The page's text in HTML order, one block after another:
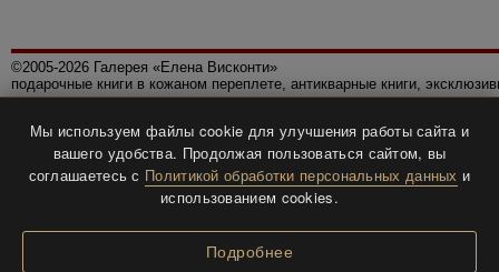
©2005-2026 Галерея «Елена Висконти»
подарочные книги в кожаном переплете, антикварные книги,
Политика конфиденциальности
Все права защищены.
Разработка и дизайнBTV-info.
Мы используем файлы cookie для улучшения работы сайта и
вашего удобства. Продолжая пользоваться сайтом, вы
соглашаетесь с Политикой обработки персональных данных и
использованием cookies.
Подробнее